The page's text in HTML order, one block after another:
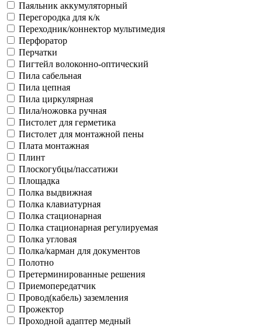
Паяльник аккумуляторный
Перегородка для к/к
Переходник/коннектор мультимедия
Перфоратор
Перчатки
Пигтейл волоконно-оптический
Пила сабельная
Пила цепная
Пила циркулярная
Пила/ножовка ручная
Пистолет для герметика
Пистолет для монтажной пены
Плата монтажная
Плинт
Плоскогубцы/пассатижи
Площадка
Полка выдвижная
Полка клавиатурная
Полка стационарная
Полка стационарная регулируемая
Полка угловая
Полка/карман для документов
Полотно
Претерминированные решения
Приемопередатчик
Провод(кабель) заземления
Прожектор
Проходной адаптер медный